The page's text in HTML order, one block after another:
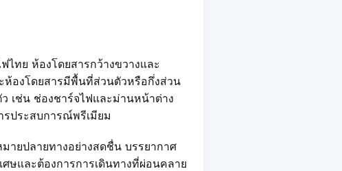
ทย ห้องโดยสารกว้างขวางและ
ห้องโดยสารมีพื้นที่ส่วนตัวหรือกึ่งส่วน
เช่น ช่องชาร์จไฟและม่านหน้าต่าง
รประสบการณ์พรีเมียม
ายปลายทางอย่างสดชื่น บรรยากาศ
ษและต้องการการเดินทางที่ผ่อนคลาย